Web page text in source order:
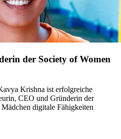
der Society of Women
Krishna ist erfolgreiche
CEO und Gründerin der
digitale Fähigkeiten